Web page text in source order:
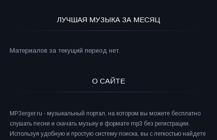
ЛУЧШАЯ МУЗЫКА ЗА МЕСЯЦ
Материалов за текущий период нет.
О САЙТЕ
MP3erger.ru - музыкальный портал, на котором вы можете бесплатно
слушать песни и скачать музыку в формате mp3 без регистрации.
Используя удобную и простую систему поиска, вы с легкостью найдете